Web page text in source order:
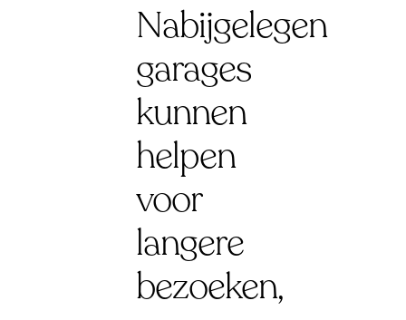
Nabijgelegen
garages
kunnen
helpen
voor
langere
bezoeken,